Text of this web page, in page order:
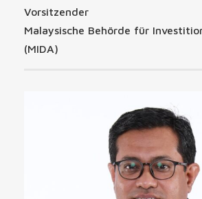
Vorsitzender
Malaysische Behörde für
(MIDA)